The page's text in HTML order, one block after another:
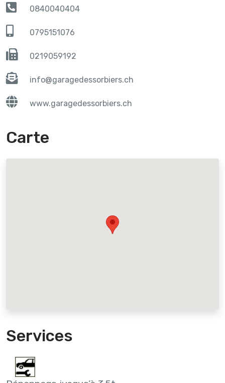
0840040404
0795151076
0219059192
info@garagedessorbiers.ch
www.garagedessorbiers.ch
Carte
Services